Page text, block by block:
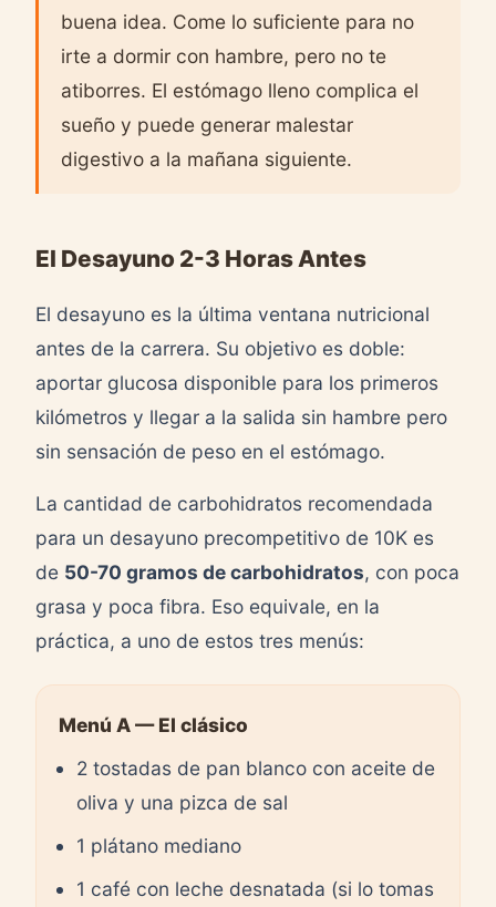
buena idea. Come lo suficiente para no
irte a dormir con hambre, pero no te
atiborres. El estómago lleno complica el
sueño y puede generar malestar
digestivo a la mañana siguiente.
El Desayuno 2-3 Horas Antes
El desayuno es la última ventana nutricional
antes de la carrera. Su objetivo es doble:
aportar glucosa disponible para los primeros
kilómetros y llegar a la salida sin hambre pero
sin sensación de peso en el estómago.
La cantidad de carbohidratos recomendada
para un desayuno precompetitivo de 10K es
de 50-70 gramos de carbohidratos, con poca
grasa y poca fibra. Eso equivale, en la
práctica, a uno de estos tres menús:
Menú A — El clásico
2 tostadas de pan blanco con aceite de
oliva y una pizca de sal
1 plátano mediano
1 café con leche desnatada (si lo tomas